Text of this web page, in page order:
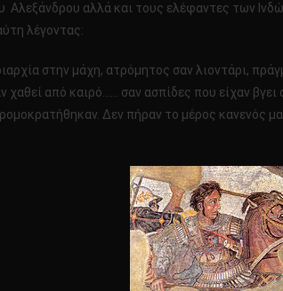
Αλεξάνδρου αλλά και τους ελέφαντες των
λέγοντας:
στην μάχη, ατρόμητος σαν λιοντάρι,
χαθεί από καιρό…… σαν ασπίδες που είχαν
Δεν πήραν το μέρος κανενός